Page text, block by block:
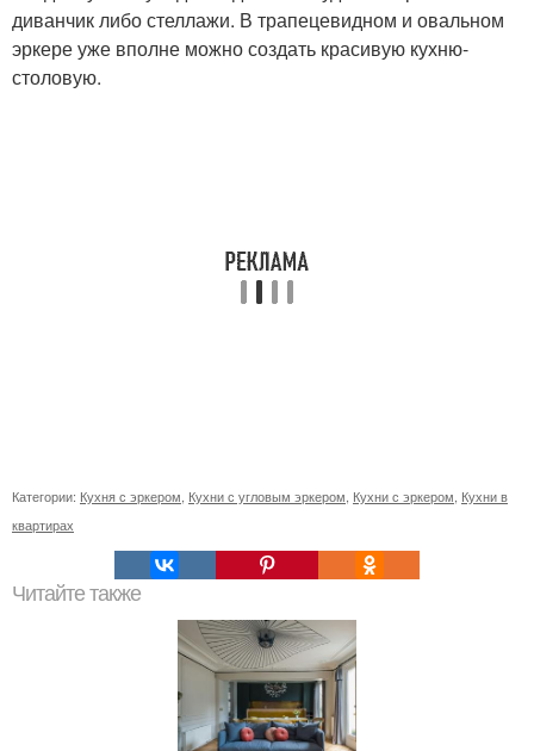
диванчик либо стеллажи. В трапецевидном и овальном
эркере уже вполне можно создать красивую кухню-
столовую.
Категории: Кухня с эркером, Кухни с угловым эркером, Кухни с эркером, Кухни в
квартирах
Читайте также